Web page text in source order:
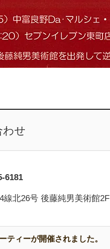
せ
6181
北26号 後藤純男美術館2F
ティーが開催されました。